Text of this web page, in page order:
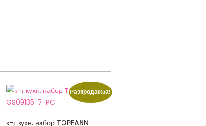
Разпродажба!
к-т кухн. набор TOPFANN